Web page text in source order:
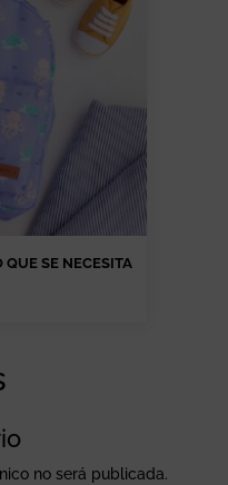
SE NECESITA
no será publicada.